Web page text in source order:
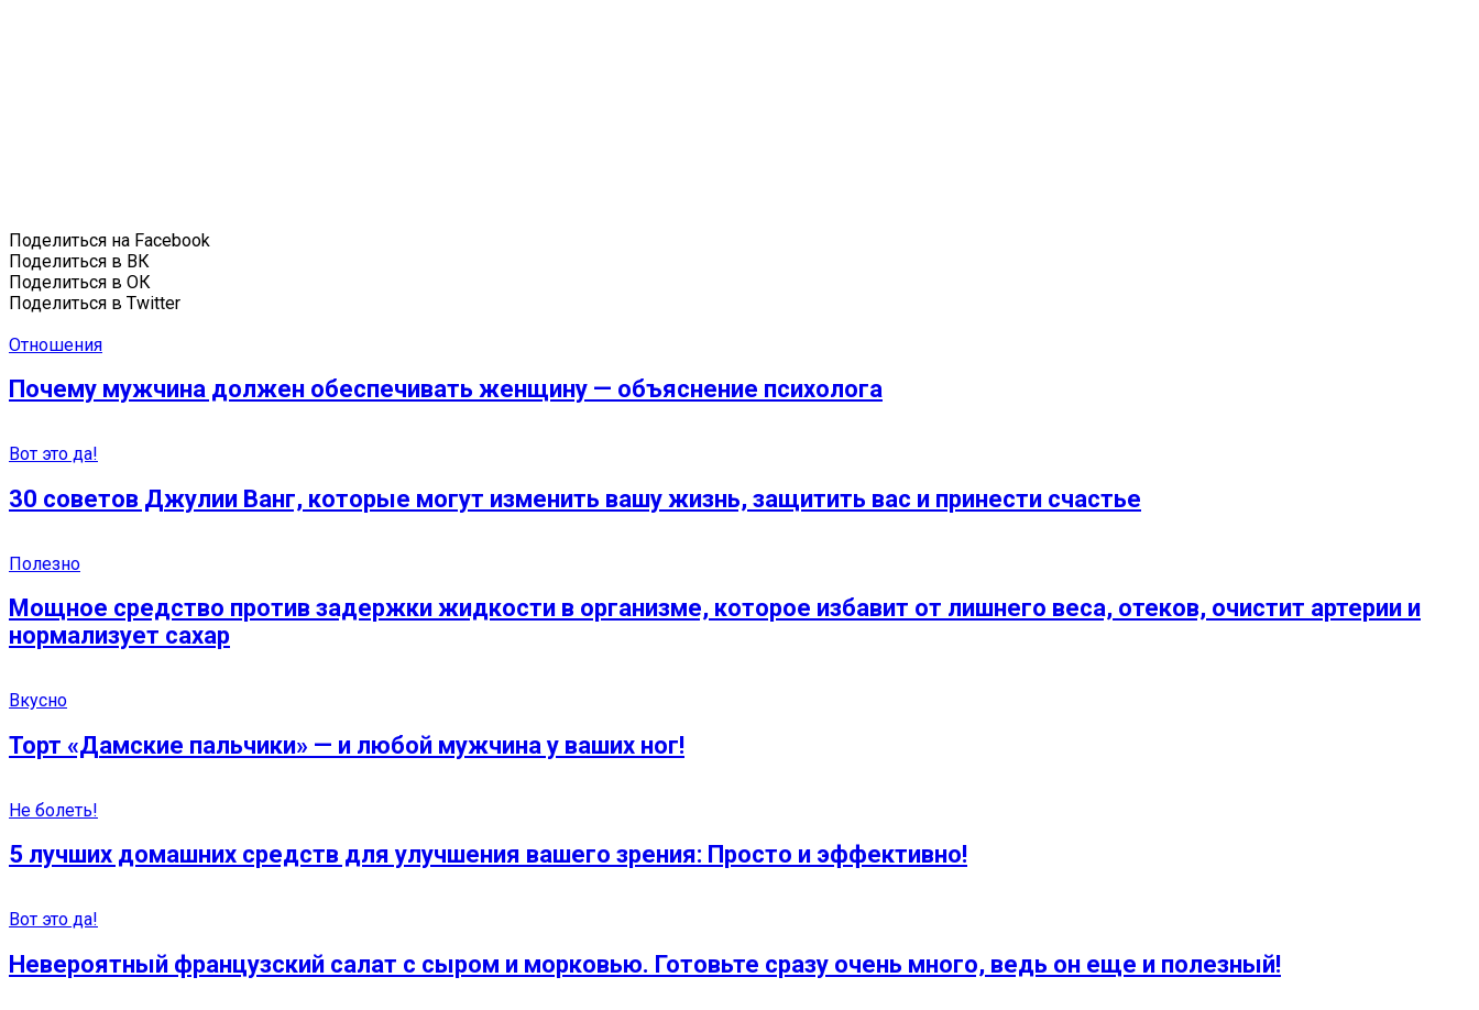
Поделиться на Facebook
Поделиться в ВК
Поделиться в ОК
Поделиться в Twitter
Отношения
Почему мужчина должен обеспечивать женщину — объяснение психолога
Вот это да!
30 советов Джулии Ванг, которые могут изменить вашу жизнь, защитить вас и принести счастье
Полезно
Мощное средство против задержки жидкости в организме, которое избавит от лишнего веса, отеков, очистит артерии и
нормализует сахар
Вкусно
Торт «Дамские пальчики» — и любой мужчина у ваших ног!
Не болеть!
5 лучших домашних средств для улучшения вашего зрения: Просто и эффективно!
Вот это да!
Невероятный французский салат с сыром и морковью. Готовьте сразу очень много, ведь он еще и полезный!